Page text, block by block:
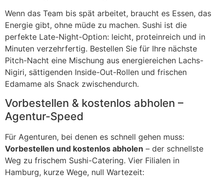
Wenn das Team bis spät arbeitet, braucht es Essen, das
Energie gibt, ohne müde zu machen. Sushi ist die
perfekte Late-Night-Option: leicht, proteinreich und in
Minuten verzehrfertig. Bestellen Sie für Ihre nächste
Pitch-Nacht eine Mischung aus energiereichen Lachs-
Nigiri, sättigenden Inside-Out-Rollen und frischen
Edamame als Snack zwischendurch.
Vorbestellen & kostenlos abholen –
Agentur-Speed
Für Agenturen, bei denen es schnell gehen muss:
Vorbestellen und kostenlos abholen – der schnellste
Weg zu frischem Sushi-Catering. Vier Filialen in
Hamburg, kurze Wege, null Wartezeit: